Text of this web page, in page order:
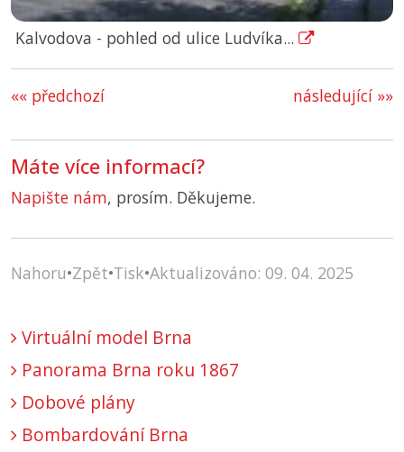
Kalvodova - pohled od ulice Ludvíka...
«« předchozí následující »»
Máte více informací?
Napište nám, prosím. Děkujeme.
Nahoru•Zpět•Tisk•Aktualizováno: 09. 04. 2025
Virtuální model Brna
Panorama Brna roku 1867
Dobové plány
Bombardování Brna